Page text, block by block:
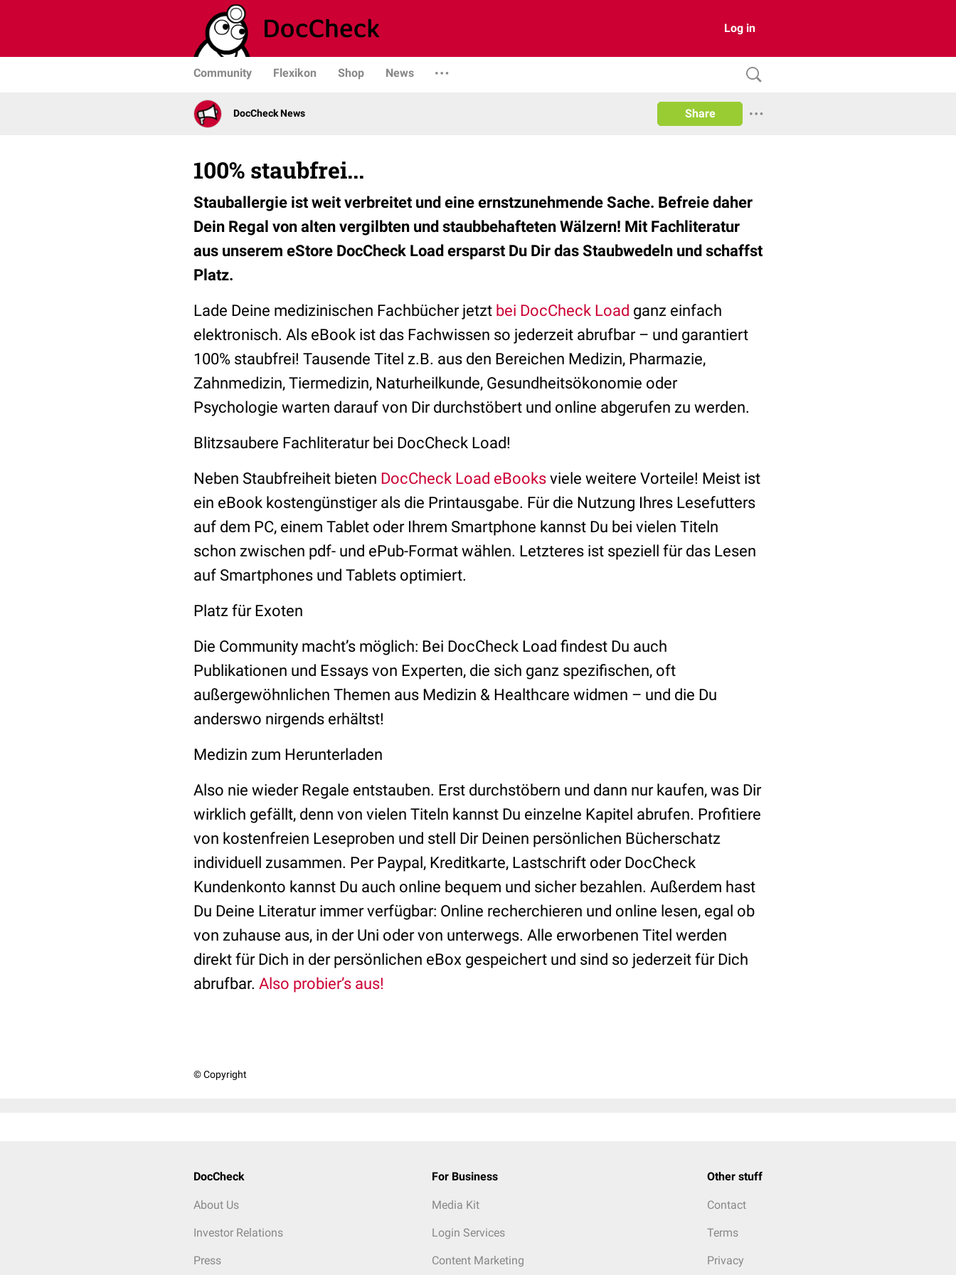
Log in
Community Flexikon Shop News
DocCheck News Share
100% staubfrei...
Stauballergie ist weit verbreitet und eine ernstzunehmende Sache. Befreie daher
Dein Regal von alten vergilbten und staubbehafteten Wälzern! Mit Fachliteratur
aus unserem eStore DocCheck Load ersparst Du Dir das Staubwedeln und schaffst
Platz.
Lade Deine medizinischen Fachbücher jetzt bei DocCheck Load ganz einfach
elektronisch. Als eBook ist das Fachwissen so jederzeit abrufbar – und garantiert
100% staubfrei! Tausende Titel z.B. aus den Bereichen Medizin, Pharmazie,
Zahnmedizin, Tiermedizin, Naturheilkunde, Gesundheitsökonomie oder
Psychologie warten darauf von Dir durchstöbert und online abgerufen zu werden.
Blitzsaubere Fachliteratur bei DocCheck Load!
Neben Staubfreiheit bieten DocCheck Load eBooks viele weitere Vorteile! Meist ist
ein eBook kostengünstiger als die Printausgabe. Für die Nutzung Ihres Lesefutters
auf dem PC, einem Tablet oder Ihrem Smartphone kannst Du bei vielen Titeln
schon zwischen pdf- und ePub-Format wählen. Letzteres ist speziell für das Lesen
auf Smartphones und Tablets optimiert.
Platz für Exoten
Die Community macht’s möglich: Bei DocCheck Load findest Du auch
Publikationen und Essays von Experten, die sich ganz spezifischen, oft
außergewöhnlichen Themen aus Medizin & Healthcare widmen – und die Du
anderswo nirgends erhältst!
Medizin zum Herunterladen
Also nie wieder Regale entstauben. Erst durchstöbern und dann nur kaufen, was Dir
wirklich gefällt, denn von vielen Titeln kannst Du einzelne Kapitel abrufen. Profitiere
von kostenfreien Leseproben und stell Dir Deinen persönlichen Bücherschatz
individuell zusammen. Per Paypal, Kreditkarte, Lastschrift oder DocCheck
Kundenkonto kannst Du auch online bequem und sicher bezahlen. Außerdem hast
Du Deine Literatur immer verfügbar: Online recherchieren und online lesen, egal ob
von zuhause aus, in der Uni oder von unterwegs. Alle erworbenen Titel werden
direkt für Dich in der persönlichen eBox gespeichert und sind so jederzeit für Dich
abrufbar. Also probier’s aus!
© Copyright
DocCheck
About Us
Investor Relations
Press
For Business
Media Kit
Login Services
Content Marketing
Other stuff
Contact
Terms
Privacy